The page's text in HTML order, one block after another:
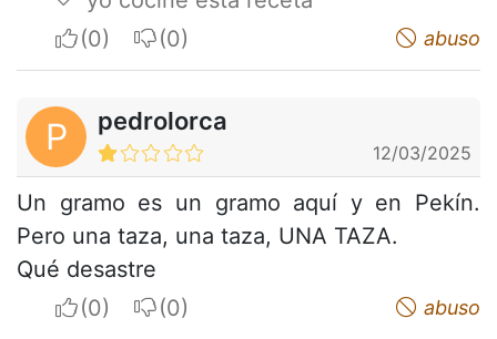
I apreciateI do not appreciate abuso
P pedrolorca
12/03/2025
Un gramo es un gramo aquí y en Pekín.
Pero una taza, una taza, UNA TAZA.
Qué desastre
I apreciateI do not appreciate abuso